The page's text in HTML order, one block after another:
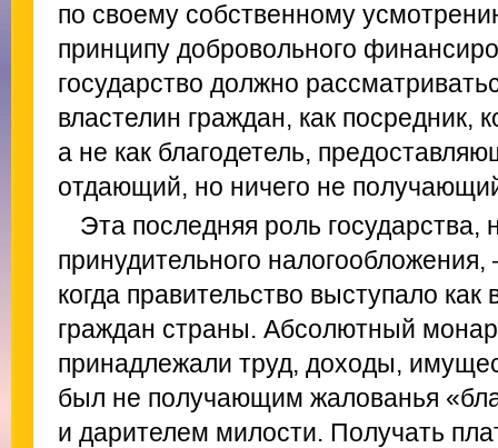
по своему собственному
принципу добровольного
государство должно
властелин граждан, как посредник,
а не как благодетель,
отдающий, но ничего не
Эта последняя роль государства,
принудительного
когда правительство выступало
граждан страны. Абсолютный
принадлежали труд, доходы,
был не получающим жалованья
и дарителем милости. Получать